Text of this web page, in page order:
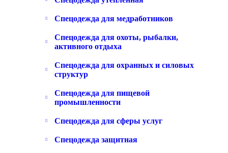
Спецодежда для медработников
Спецодежда для охоты, рыбалки,
активного отдыха
Спецодежда для охранных и силовых
структур
Спецодежда для пищевой
промышленности
Спецодежда для сферы услуг
Спецодежда защитная